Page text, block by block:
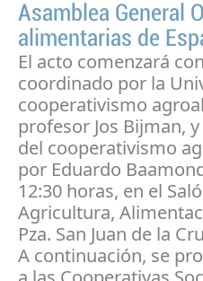
Asamblea General
alimentarias de
El acto comenzará
coordinado por la
cooperativismo
profesor Jos Bijman,
del cooperativismo
por Eduardo
12:30 horas, en el
Agricultura,
Pza. San Juan de la
A continuación, se